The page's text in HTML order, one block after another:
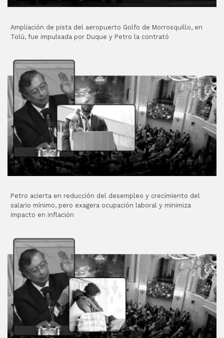
Ampliación de pista del aeropuerto Golfo de Morrosquillo, en
Tolú, fue impulsada por Duque y Petro la contrató
Petro acierta en reducción del desempleo y crecimiento del
salario mínimo, pero exagera ocupación laboral y minimiza
impacto en inflación